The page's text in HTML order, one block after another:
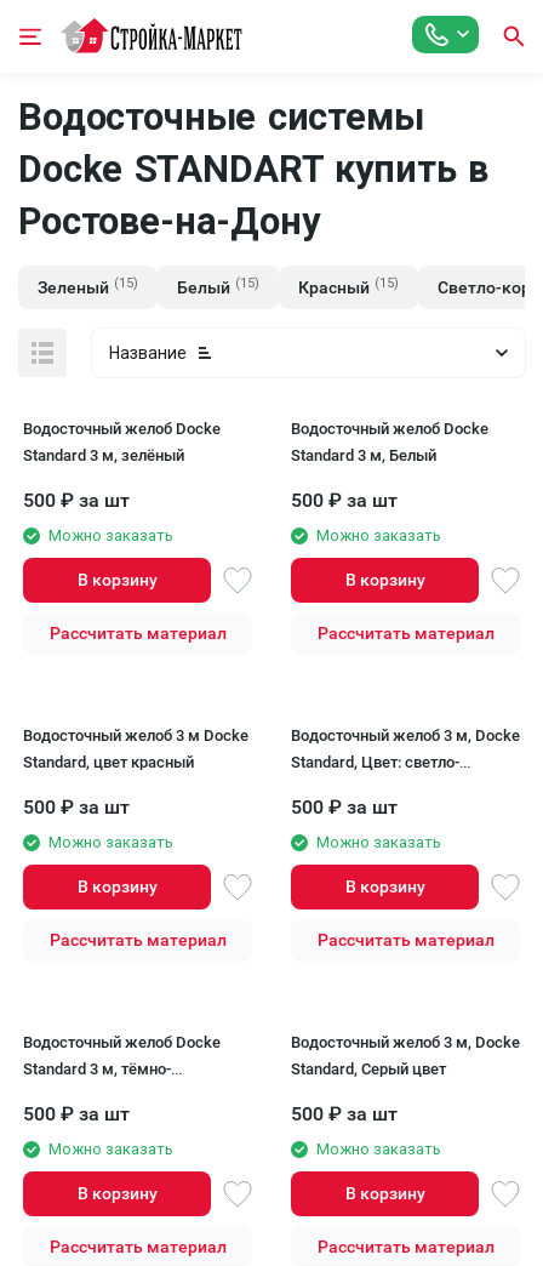
Водосточные системы
Docke STANDART купить в
Ростове-на-Дону
Зеленый (15) Белый (15) Красный (15) Светло-
Название
Водосточный желоб Docke
Standard 3 м, зелёный
500 ₽ за шт
Можно заказать
В корзину
Рассчитать материал
Водосточный желоб Docke
Standard 3 м, Белый
500 ₽ за шт
Можно заказать
В корзину
Рассчитать материал
Водосточный желоб 3 м Docke
Standard, цвет красный
500 ₽ за шт
Можно заказать
В корзину
Рассчитать материал
Водосточный желоб 3 м, Docke
Standard, Цвет: светло-
500 ₽ за шт
Можно заказать
В корзину
Рассчитать материал
Водосточный желоб Docke
Standard 3 м, тёмно-
500 ₽ за шт
Можно заказать
В корзину
Рассчитать материал
Водосточный желоб 3 м, Docke
Standard, Серый цвет
500 ₽ за шт
Можно заказать
В корзину
Рассчитать материал